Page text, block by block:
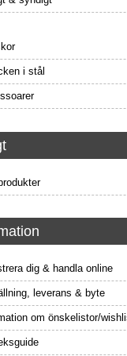
i stål
dig & handla online
leverans & byte
om önskelistor/